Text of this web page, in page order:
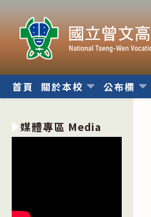
內
首頁 關於本校 公布欄
媒體專區 Media